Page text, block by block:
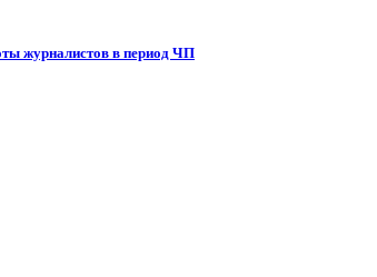
журналистов в период ЧП